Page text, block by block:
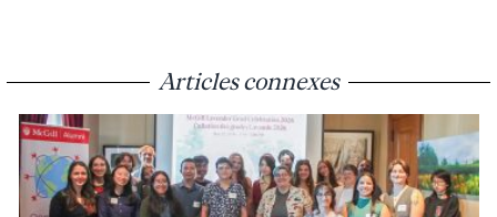
Articles connexes